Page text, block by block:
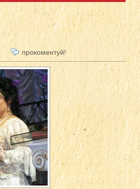
прокоментуй!